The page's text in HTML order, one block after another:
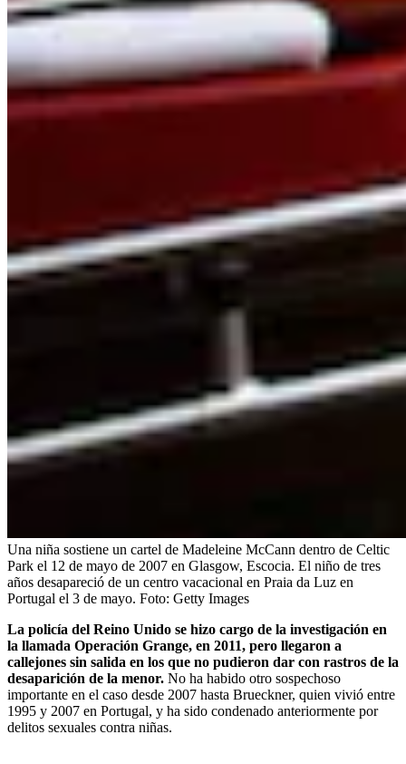
Una niña sostiene un cartel de Madeleine McCann dentro de Celtic
Park el 12 de mayo de 2007 en Glasgow, Escocia. El niño de tres
años desapareció de un centro vacacional en Praia da Luz en
Portugal el 3 de mayo. Foto: Getty Images
La policía del Reino Unido se hizo cargo de la investigación en
la llamada Operación Grange, en 2011, pero llegaron a
callejones sin salida en los que no pudieron dar con rastros de la
desaparición de la menor. No ha habido otro sospechoso
importante en el caso desde 2007 hasta Brueckner, quien vivió entre
1995 y 2007 en Portugal, y ha sido condenado anteriormente por
delitos sexuales contra niñas.